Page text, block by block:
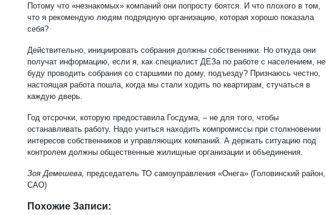
Потому что «незнакомых» компаний они попросту боятся. И что плохого в том,
что я рекомендую людям подрядную организацию, которая хорошо показала
себя?
Действительно, инициировать собрания должны собственники. Но откуда они
получат информацию, если я, как специалист ДЕЗа по работе с населением, не
буду проводить собрания со старшими по дому, подъезду? Признаюсь честно,
настоящая работа пошла, когда мы стали ходить по квартирам, стучаться в
каждую дверь.
Год отсрочки, которую предоставила Госдума, – не для того, чтобы
останавливать работу. Надо учиться находить компромиссы при столкновении
интересов собственников и управляющих компаний. А держать ситуацию под
контролем должны общественные жилищные организации и объединения.
Зоя Демешева, председатель ТО самоуправления «Онега» (Головинский район,
САО)
Похожие Записи: